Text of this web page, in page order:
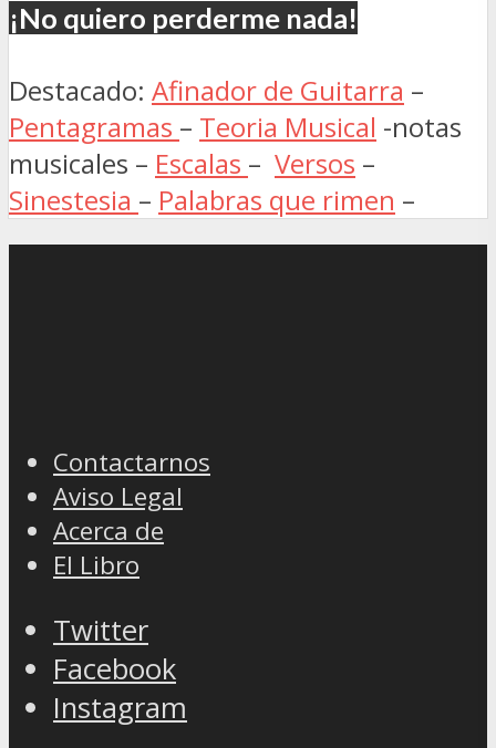
¡No quiero perderme nada!
Destacado: Afinador de Guitarra –
Pentagramas – Teoria Musical -notas
musicales – Escalas – Versos –
Sinestesia – Palabras que rimen –
Contactarnos
Aviso Legal
Acerca de
El Libro
Twitter
Facebook
Instagram